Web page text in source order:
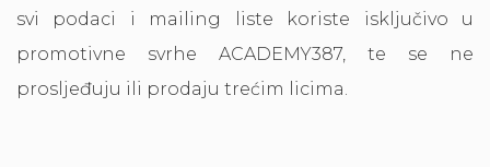
svi podaci i mailing liste koriste isključivo u
promotivne svrhe ACADEMY387, te se ne
prosljeđuju ili prodaju trećim licima.